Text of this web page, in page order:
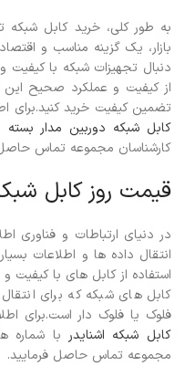
به طور کلی، خرید کابل
بازار، یک گزینه مناسب و
دنبال تجهیزات شبکه با کیفیت
از کیفیت و عملکرد صحیح این
تضمین کیفیت خرید
کابل شبکه دوربین مدار بسته
کارشناسان مجموعه تماس حاصل
قیمت روز کابل
در دنیای ارتباطات و فناوری
انتقال داده ها و اطلاعات
استفاده از کابل های با کیفیت و
کابل های شبکه که برای
فلوک یا فلوک دار است.برای
کابل شبکه اشنایدر با شماره
مجموعه تماس حاصل فرمایید.